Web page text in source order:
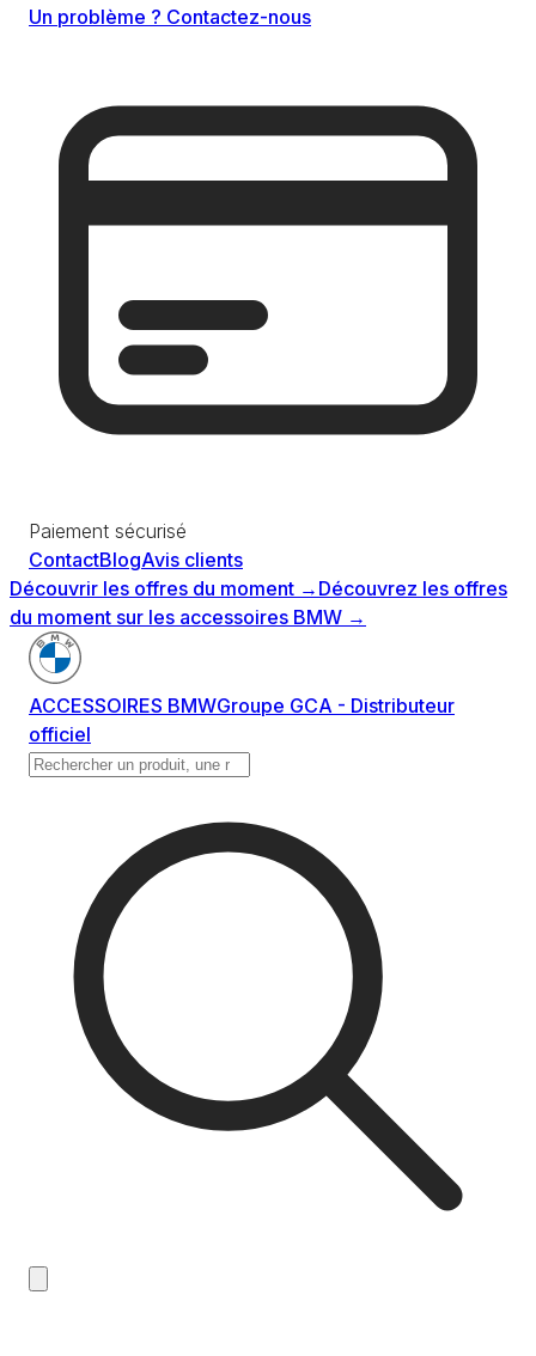
Un problème ? Contactez-nous
Paiement sécurisé
ContactBlogAvis clients
Découvrir les offres du moment → Découvrez les offres
du moment sur les accessoires BMW →
ACCESSOIRES BMWGroupe GCA - Distributeur
officiel